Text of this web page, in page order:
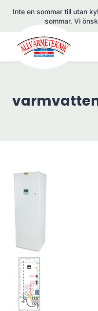
Inte en sommar till utan
sommar. Vi